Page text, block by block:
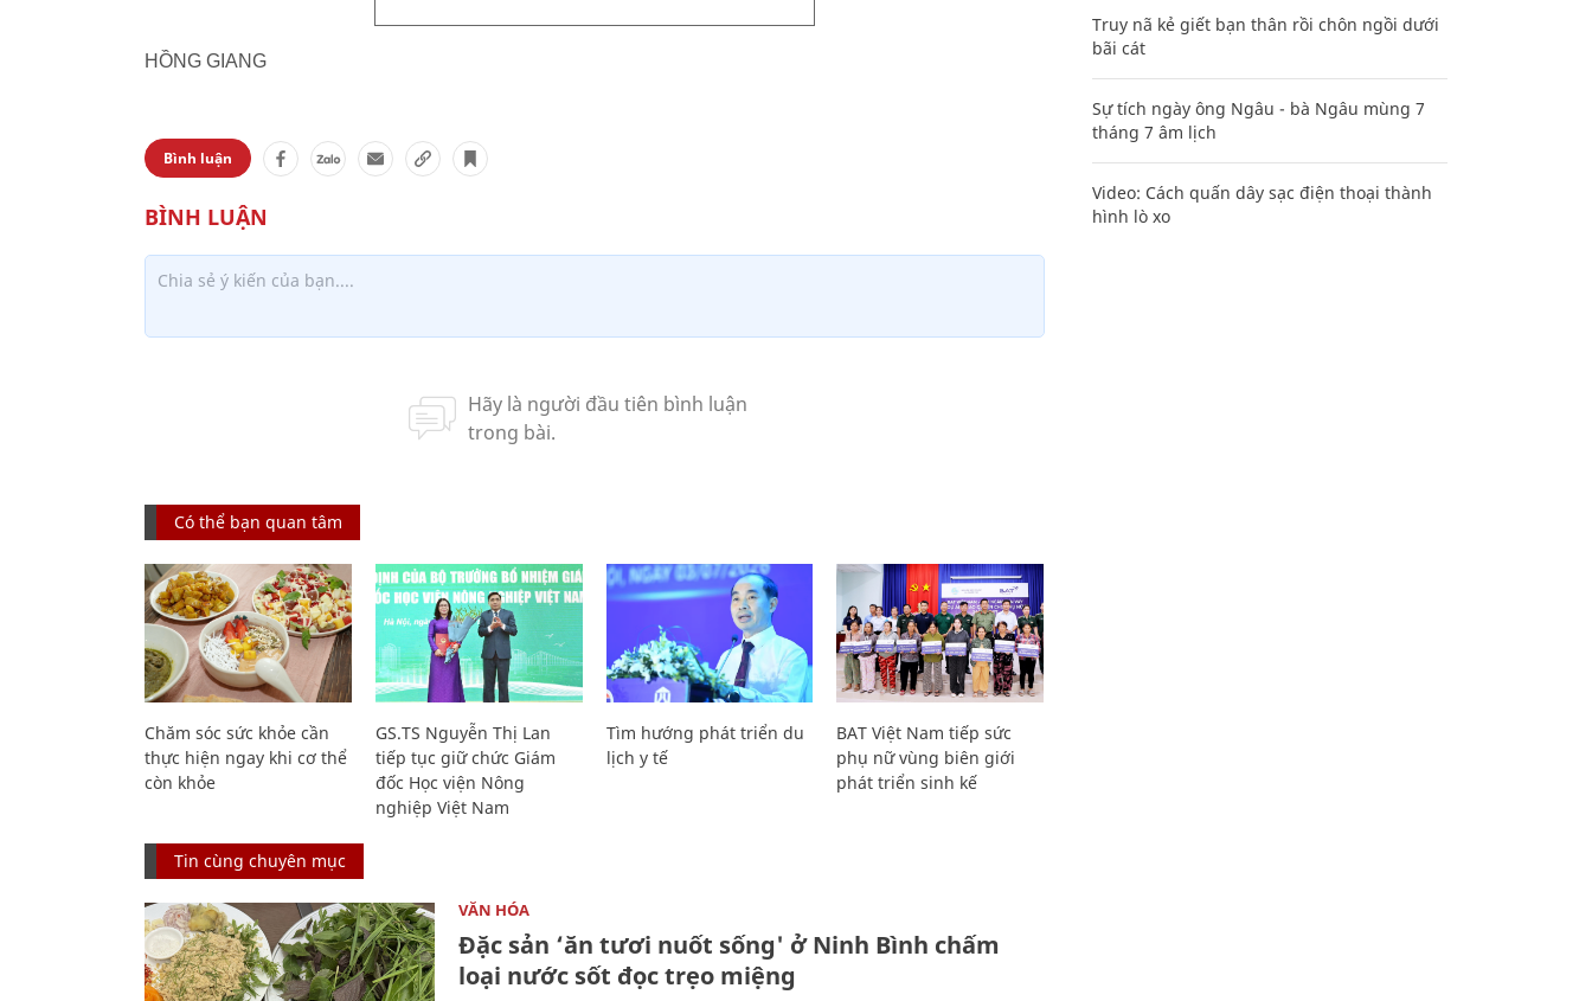
HỒNG GIANG
Bình luận
Có thể bạn quan tâm
Chăm sóc sức khỏe cần
thực hiện ngay khi cơ thể
còn khỏe
GS.TS Nguyễn Thị Lan
tiếp tục giữ chức Giám
đốc Học viện Nông
nghiệp Việt Nam
Tìm hướng phát triển du
lịch y tế
BAT Việt Nam tiếp sức
phụ nữ vùng biên giới
phát triển sinh kế
Tin cùng chuyên mục
VĂN HÓA
Đặc sản ‘ăn tươi nuốt sống' ở Ninh Bình chấm
loại nước sốt đọc trẹo miệng
Truy nã kẻ giết bạn thân rồi chôn ngồi dưới
bãi cát
Sự tích ngày ông Ngâu - bà Ngâu mùng 7
tháng 7 âm lịch
Video: Cách quấn dây sạc điện thoại thành
hình lò xo